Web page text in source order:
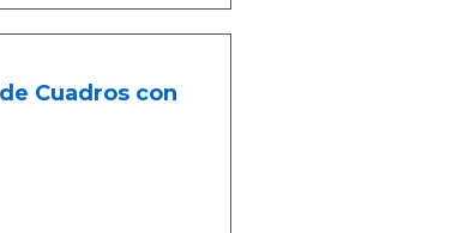
Cuadros con